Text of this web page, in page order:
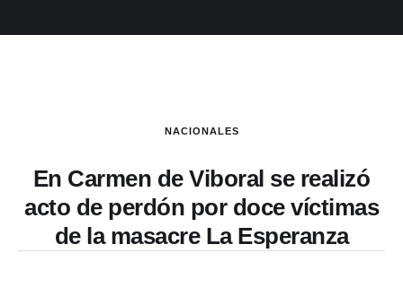
NACIONALES
En Carmen de Viboral se realizó
acto de perdón por doce víctimas
de la masacre La Esperanza